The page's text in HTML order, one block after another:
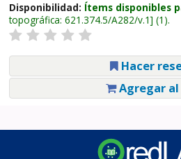
Disponibilidad: Ítems disponibles
topográfica: 621.374.5/A282/v.1 (1).
Hacer
Agregar